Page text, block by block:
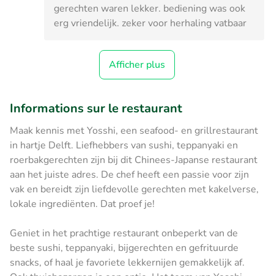
gerechten waren lekker. bediening was ook
erg vriendelijk. zeker voor herhaling vatbaar
Afficher plus
Informations sur le restaurant
Maak kennis met Yosshi, een seafood- en grillrestaurant
in hartje Delft. Liefhebbers van sushi, teppanyaki en
roerbakgerechten zijn bij dit Chinees-Japanse restaurant
aan het juiste adres. De chef heeft een passie voor zijn
vak en bereidt zijn liefdevolle gerechten met kakelverse,
lokale ingrediënten. Dat proef je!
Geniet in het prachtige restaurant onbeperkt van de
beste sushi, teppanyaki, bijgerechten en gefrituurde
snacks, of haal je favoriete lekkernijen gemakkelijk af.